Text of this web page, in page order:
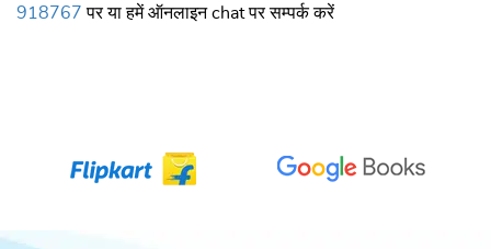
918767 पर या हमें ऑनलाइन chat पर सम्पर्क करें